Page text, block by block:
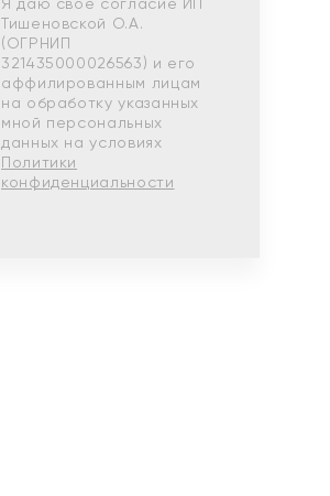
Тишеновской О.А.
(ОГРНИП
321435000026563) и его
аффилированным лицам
на обработку указанных
мной персональных
данных на условиях
Политики
конфиденциальности